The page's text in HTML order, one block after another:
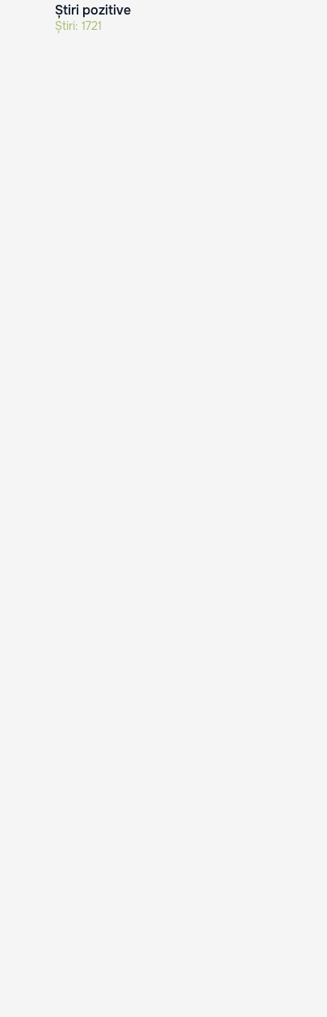
Știri pozitive
Știri: 1721